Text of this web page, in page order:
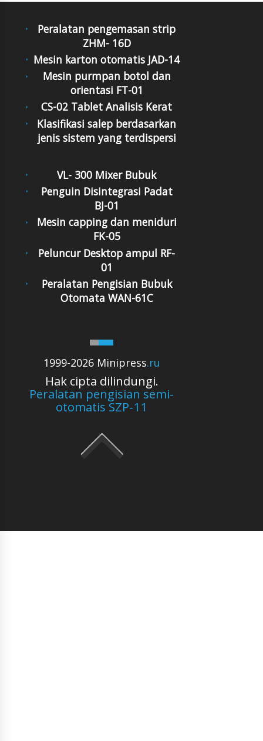
Peralatan pengemasan strip
ZHM- 16D
Mesin karton otomatis JAD-14
Mesin purmpan botol dan
orientasi FT-01
CS-02 Tablet Analisis Kerat
Klasifikasi salep berdasarkan
jenis sistem yang terdispersi
1999-2026 Minipress.ru
Hak cipta dilindungi.
Peralatan pengisian semi-
otomatis SZP-11
VL- 300 Mixer Bubuk
Penguin Disintegrasi Padat
BJ-01
Mesin capping dan meniduri
FK-05
Peluncur Desktop ampul RF-
01
Peralatan Pengisian Bubuk
Otomata WAN-61C